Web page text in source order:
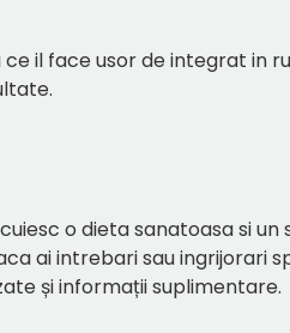
il face usor de integrat
o dieta sanatoasa si
ai intrebari sau ingrijorari
și informații suplimentare.